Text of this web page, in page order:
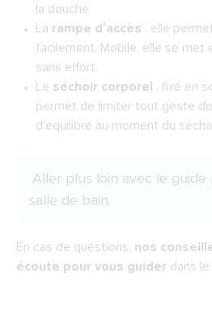
la douche.
La rampe d’accès : elle
facilement. Mobile, elle se met
sans effort.
Le séchoir corporel : fixé en
permet de limiter tout geste
d'équilibre au moment du
Aller plus loin avec le guide
salle de bain.
En cas de questions, nos
écoute pour vous guider dans